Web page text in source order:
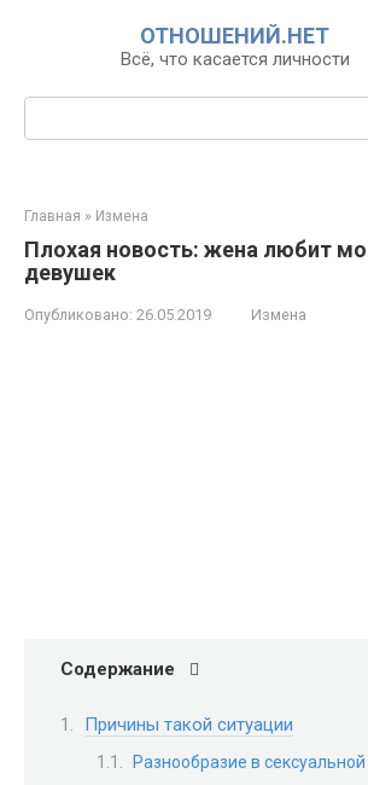
ОТНОШЕНИЙ.НЕТ
Всё, что касается личности
Поиск:
Главная » Измена
Плохая новость: жена любит
девушек
Опубликовано: 26.05.2019 Измена
Содержание
Причины такой ситуации
Разнообразие в